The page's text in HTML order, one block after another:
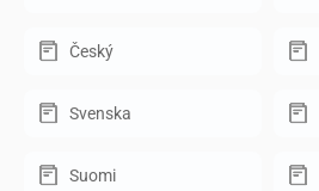
Český
Svenska
Suomi